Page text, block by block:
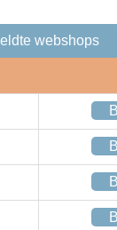
webshops